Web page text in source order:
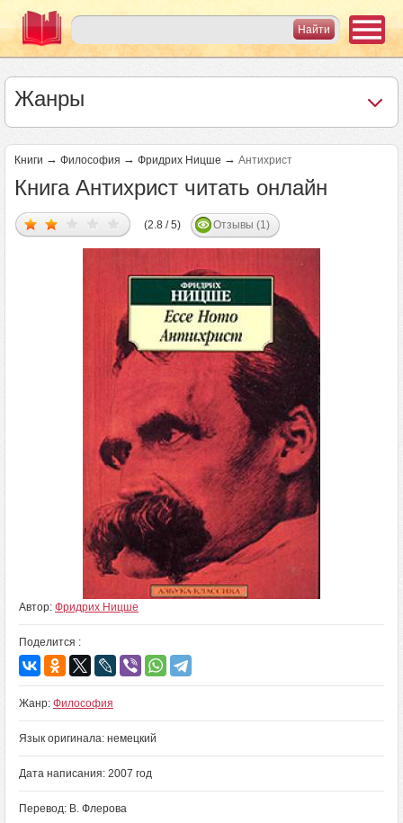
Жанры
Книги → Философия → Фридрих Ницше → Антихрист
Книга Антихрист читать онлайн
(2.8 / 5) Отзывы (1)
Автор: Фридрих Ницше
Поделится :
Жанр: Философия
Язык оригинала: немецкий
Дата написания: 2007 год
Перевод: В. Флерова